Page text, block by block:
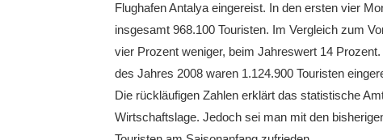
Flughafen Antalya eingereist. In den ersten vier
insgesamt 968.100 Touristen. Im Vergleich zum
vier Prozent weniger, beim Jahreswert 14
des Jahres 2008 waren 1.124.900 Touristen
Die rückläufigen Zahlen erklärt das statistische
Wirtschaftslage. Jedoch sei man mit den